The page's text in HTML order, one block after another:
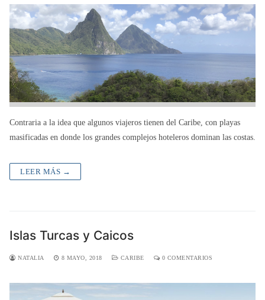
Contraria a la idea que algunos viajeros tienen del Caribe, con playas
masificadas en donde los grandes complejos hoteleros dominan las costas.
LEER MÁS →
Islas Turcas y Caicos
NATALIA 8 MAYO, 2018 CARIBE 0 COMENTARIOS